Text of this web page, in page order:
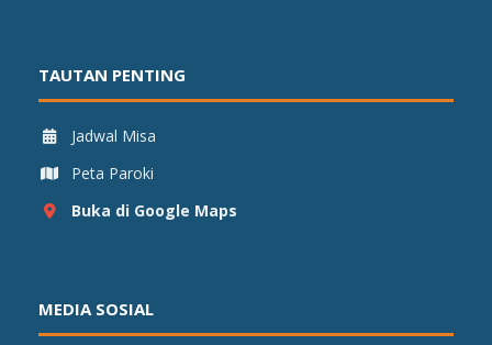
TAUTAN PENTING
Jadwal Misa
Peta Paroki
Buka di Google Maps
MEDIA SOSIAL